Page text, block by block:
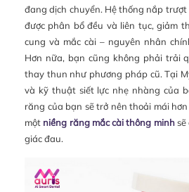
đang dịch chuyển. Hệ thống nắp
được phân bổ đều và liên tục, giảm
cung và mắc cài – nguyên nhân
Hơn nữa, bạn cũng không phải trải
thay thun như phương pháp cũ. Tại
và kỹ thuật siết lực nhẹ nhàng của
răng của bạn sẽ trở nên thoải mái
một niềng răng mắc cài thông minhsẽ
giác đau.